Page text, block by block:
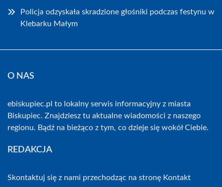
Policja odzyskała skradzione głośniki podczas festynu w
Klebarku Małym
O NAS
ebiskupiec.pl to lokalny serwis informacyjny z miasta
Biskupiec. Znajdziesz tu aktualne wiadomości z naszego
regionu. Bądź na bieżąco z tym, co dzieje się wokół Ciebie.
REDAKCJA
Skontaktuj się z nami przechodząc na stronę Kontakt